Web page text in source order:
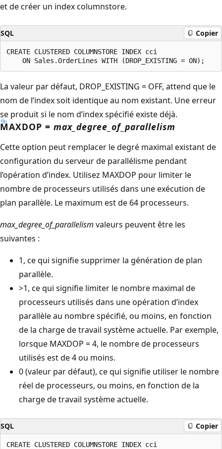
et de créer un index columnstore.
SQL Copier
CREATE CLUSTERED COLUMNSTORE INDEX cci
La valeur par défaut, DROP_EXISTING = OFF, attend que le
nom de l’index soit identique au nom existant. Une erreur
se produit si le nom d’index spécifié existe déjà.
MAXDOP = max_degree_of_parallelism
Cette option peut remplacer le degré maximal existant de
configuration du serveur de parallélisme pendant
l’opération d’index. Utilisez MAXDOP pour limiter le
nombre de processeurs utilisés dans une exécution de
plan parallèle. Le maximum est de 64 processeurs.
max_degree_of_parallelism valeurs peuvent être les
suivantes :
1, ce qui signifie supprimer la génération de plan
parallèle.
>1, ce qui signifie limiter le nombre maximal de
processeurs utilisés dans une opération d’index
parallèle au nombre spécifié, ou moins, en fonction
de la charge de travail système actuelle. Par exemple,
lorsque MAXDOP = 4, le nombre de processeurs
utilisés est de 4 ou moins.
0 (valeur par défaut), ce qui signifie utiliser le nombre
réel de processeurs, ou moins, en fonction de la
charge de travail système actuelle.
SQL Copier
CREATE CLUSTERED COLUMNSTORE INDEX cci